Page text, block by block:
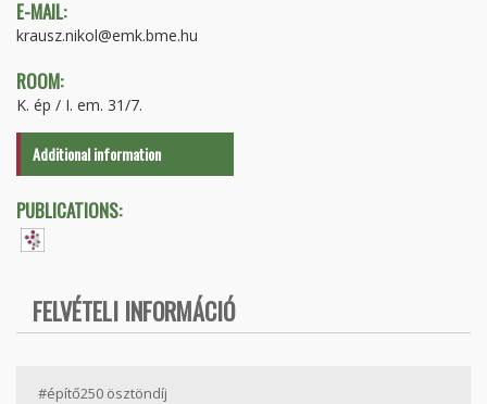
E-MAIL:
krausz.nikol@emk.bme.hu
ROOM:
K. ép / I. em. 31/7.
Additional information
PUBLICATIONS:
FELVÉTELI INFORMÁCIÓ
#építő250 ösztöndíj